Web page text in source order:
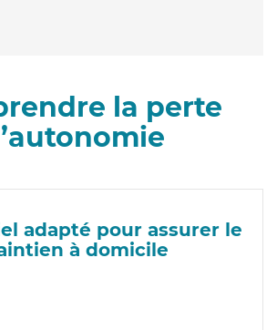
la perte
adapté pour assurer le
à domicile